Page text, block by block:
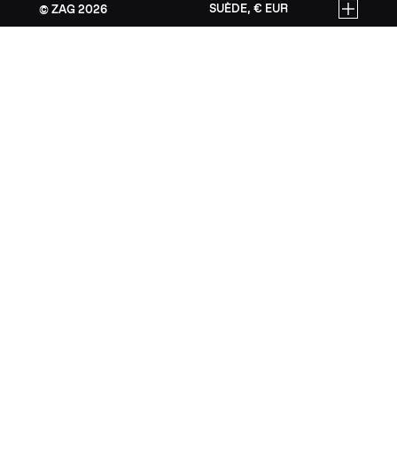
ZAG 2026 SUÈDE, € EUR